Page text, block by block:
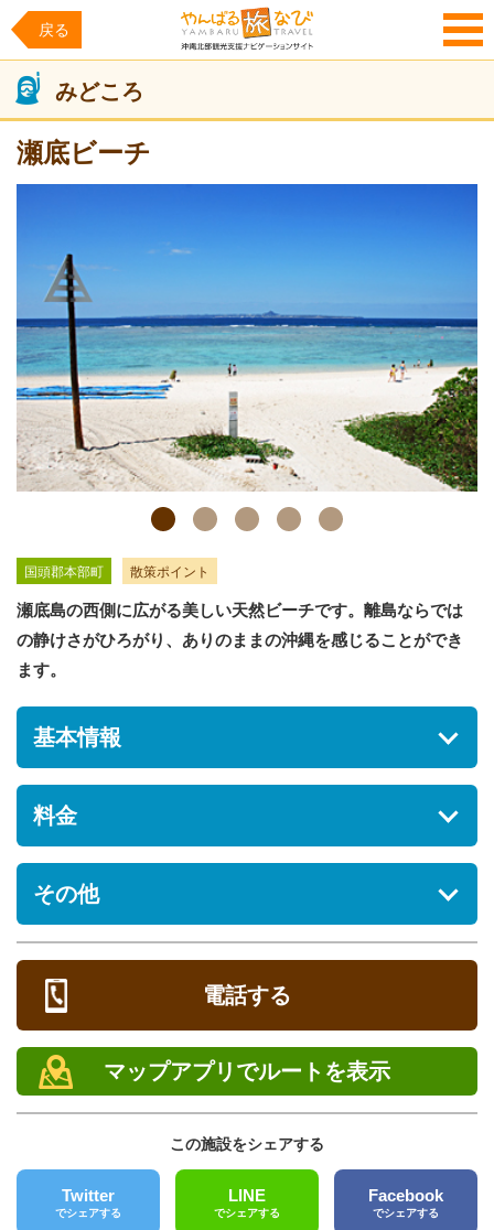
戻る
MENU
みどころ
瀬底ビーチ
国頭郡本部町 散策ポイント
瀬底島の西側に広がる美しい天然ビーチです。離島ならでは
の静けさがひろがり、ありのままの沖縄を感じることができ
ます。
基本情報
住所
沖縄県国頭郡本部町瀬底5750
駐車場
[あり] 無料
営業時間
9：00～18：00（7月～9月）
定休日
電話
0980-47-7700
クレジットカード
料金
無料
その他
レストラン
[ なし ]
[ なし ]
バーベキュー
■ビーチ 完備
■ビーチ 名称：瀬底ビーチ
電話する
マップアプリでルートを表示
この施設をシェアする
Twitter
でシェアする
LINE
でシェアする
Facebook
でシェアする